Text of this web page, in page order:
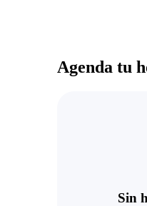
Agenda tu
Sin